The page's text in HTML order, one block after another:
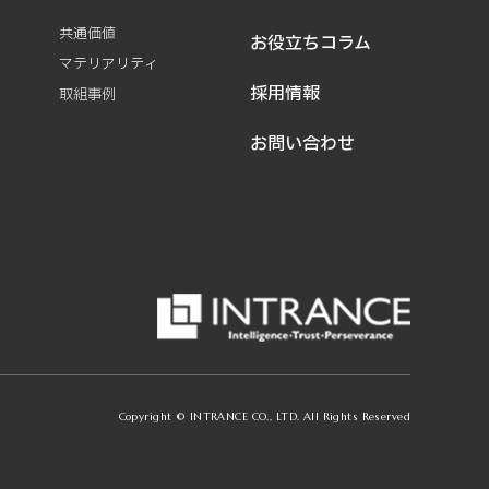
共通価値
マテリアリティ
取組事例
お役立ちコラム
採用情報
お問い合わせ
Copyright © INTRANCE CO., LTD. All Rights Reserved